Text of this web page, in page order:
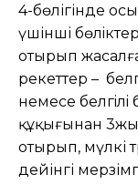
4-бөлігінде
үшінші
отырып
әрекеттер –
немесе белгiлi
құқығынан
отырып, мүлкі
дейінгі